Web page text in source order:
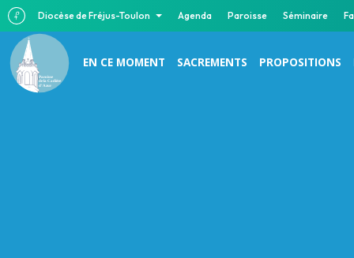
Diocèse de Fréjus-Toulon Agenda Paroisse Séminaire
Paroisse
de la Cadière
d’Azur
EN CE MOMENT SACREMENTS PROPOSITIONS